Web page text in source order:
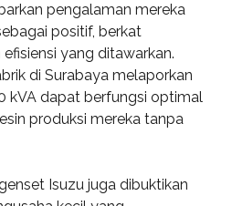
pengalaman mereka
positif, berkat
yang ditawarkan.
di Surabaya melaporkan
kVA dapat berfungsi optimal
produksi mereka tanpa
Isuzu juga dibuktikan